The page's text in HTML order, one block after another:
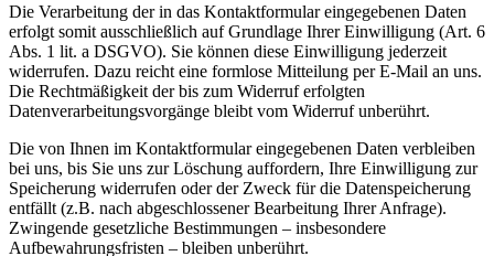
Die Verarbeitung der in das Kontaktformular eingegebenen Daten
erfolgt somit ausschließlich auf Grundlage Ihrer Einwilligung (Art. 6
Abs. 1 lit. a DSGVO). Sie können diese Einwilligung jederzeit
widerrufen. Dazu reicht eine formlose Mitteilung per E-Mail an uns.
Die Rechtmäßigkeit der bis zum Widerruf erfolgten
Datenverarbeitungsvorgänge bleibt vom Widerruf unberührt.
Die von Ihnen im Kontaktformular eingegebenen Daten verbleiben
bei uns, bis Sie uns zur Löschung auffordern, Ihre Einwilligung zur
Speicherung widerrufen oder der Zweck für die Datenspeicherung
entfällt (z.B. nach abgeschlossener Bearbeitung Ihrer Anfrage).
Zwingende gesetzliche Bestimmungen – insbesondere
Aufbewahrungsfristen – bleiben unberührt.